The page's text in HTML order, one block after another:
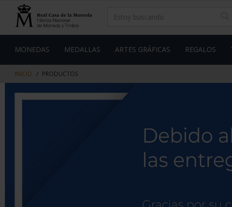
contenido
de
MONEDAS MEDALLAS ARTES GRÁFICAS REGALOS
INICIO PRODUCTOS